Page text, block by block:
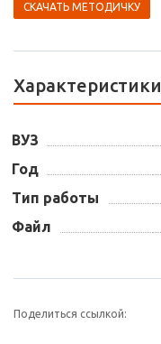
СКАЧАТЬ МЕТОДИЧКУ
Характеристики
ВУЗ
Год
Тип работы
Файл
Поделиться ссылкой: